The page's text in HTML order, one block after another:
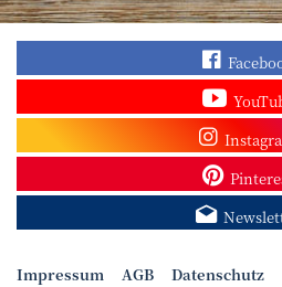
Impressum AGB Datenschutz